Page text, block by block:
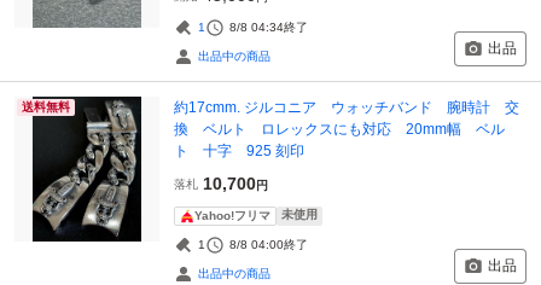
1 8/8 04:34終了
出品中の商品 出品
送料無料
約17cmm. ジルコニア ウォッチバンド 腕時計 交
換 ベルト ロレックスにも対応 20mm幅 ベル
ト 十字 925 刻印
落札 10,700円
Yahoo!フリマ 未使用
1 8/8 04:00終了
出品中の商品 出品